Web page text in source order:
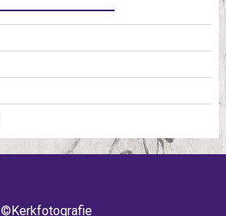
©Kerkfotografie